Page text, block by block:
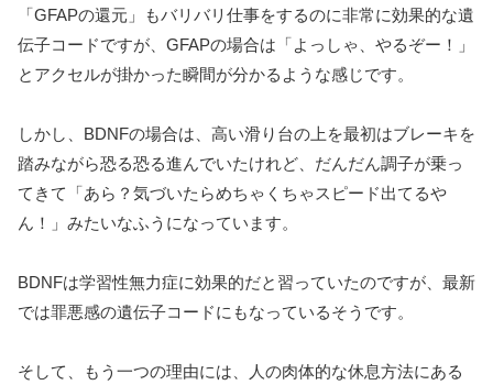
「GFAPの還元」もバリバリ仕事をするのに非常に効果的な遺
伝子コードですが、GFAPの場合は「よっしゃ、やるぞー！」
とアクセルが掛かった瞬間が分かるような感じです。
しかし、BDNFの場合は、高い滑り台の上を最初はブレーキを
踏みながら恐る恐る進んでいたけれど、だんだん調子が乗っ
てきて「あら？気づいたらめちゃくちゃスピード出てるや
ん！」みたいなふうになっています。
BDNFは学習性無力症に効果的だと習っていたのですが、最新
では罪悪感の遺伝子コードにもなっているそうです。
そして、もう一つの理由には、人の肉体的な休息方法にある